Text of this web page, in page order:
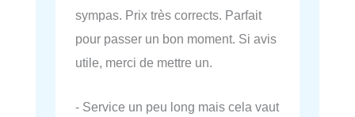
sympas. Prix très corrects. Parfait
pour passer un bon moment. Si avis
utile, merci de mettre un.
- Service un peu long mais cela vaut